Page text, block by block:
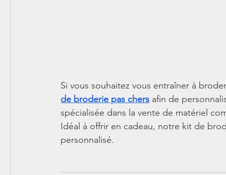
Si vous souhaitez vous entraîner à
de broderie pas chers afin de
spécialisée dans la vente de matériel
Idéal à offrir en cadeau, notre kit de
personnalisé.